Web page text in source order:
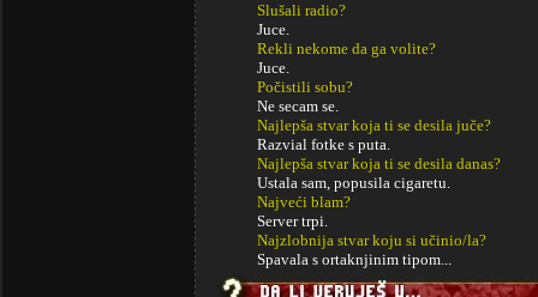
Slušali radio?
Juce.
Rekli nekome da ga volite?
Juce.
Počistili sobu?
Ne secam se.
Najlepša stvar koja ti se desila juče?
Razvial fotke s puta.
Najlepša stvar koja ti se desila danas?
Ustala sam, popusila cigaretu.
Najveći blam?
Server trpi.
Najzlobnija stvar koju si učinio/la?
Spavala s ortaknjinim tipom...